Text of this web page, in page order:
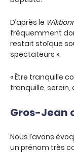
D’après le
fréquemment
restait stoïque
spectateurs ».
« Être tranquille
tranquille,
Gros-Jean
Nous l’avons
un prénom très